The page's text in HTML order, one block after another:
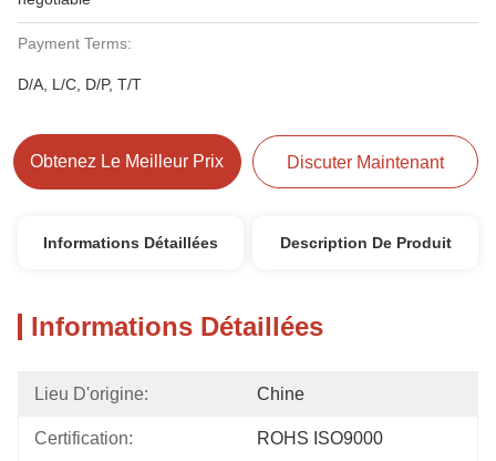
Payment Terms:
D/A, L/C, D/P, T/T
Obtenez Le Meilleur Prix Discuter Maintenant
Informations Détaillées Description De Produit
Informations Détaillées
Lieu D'origine: Chine
Certification: ROHS ISO9000